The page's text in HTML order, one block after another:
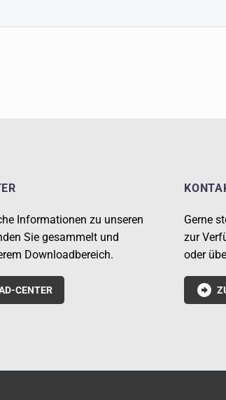
Informationen zu unseren
Sie gesammelt und
Downloadbereich.
CENTER
Gerne
zur
oder
